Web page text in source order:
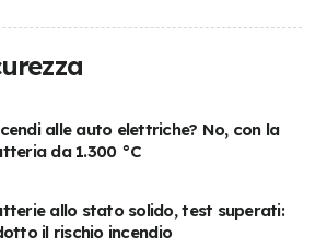
alle auto elettriche? No, con la
da 1.300 °C
allo stato solido, test superati:
il rischio incendio